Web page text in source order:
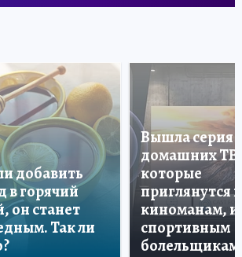
добавить
в горячий
он станет
Так ли
Вышла серия
домашних ТВ,
которые
приглянутся и
киноманам, и
спортивным
болельщикам